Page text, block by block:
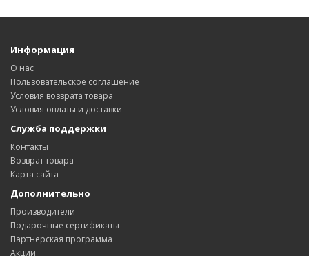
Информация
О нас
Пользовательское соглашение
Условия возврата товара
Условия оплаты и доставки
Служба поддержки
Контакты
Возврат товара
Карта сайта
Дополнительно
Производители
Подарочные сертификаты
Партнерская программа
Акции